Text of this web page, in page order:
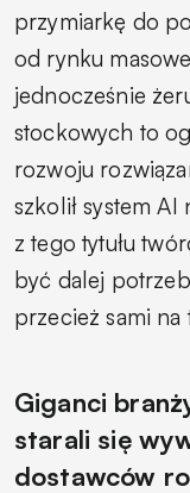
przymiarkę do
od rynku
jednocześnie
stockowych to
rozwoju
szkolił system
z tego tytułu
być dalej
przecież sami na
Giganci
starali się
dostawców